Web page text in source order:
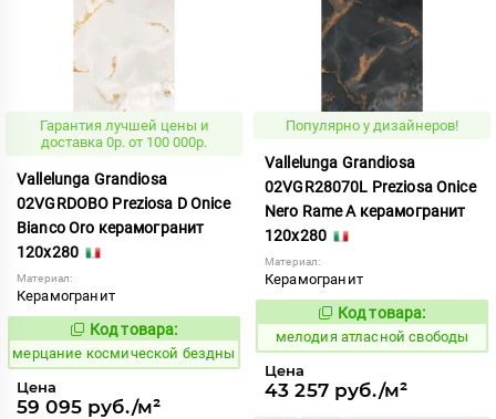
Гарантия лучшей цены и
доставка 0р. от 100 000р.
Vallelunga Grandiosa
02VGRDOBO Preziosa D Onice
Bianco Oro керамогранит
120x280
Материал:
Керамогранит
973627
Код товара:
мерцание космической бездны
Цена
59 095 руб./м²
Популярно у дизайнеров!
Vallelunga Grandiosa
02VGR28070L Preziosa Onice
Nero Rame A керамогранит
120x280
Материал:
Керамогранит
968085
Код товара:
мелодия атласной свободы
Цена
43 257 руб./м²